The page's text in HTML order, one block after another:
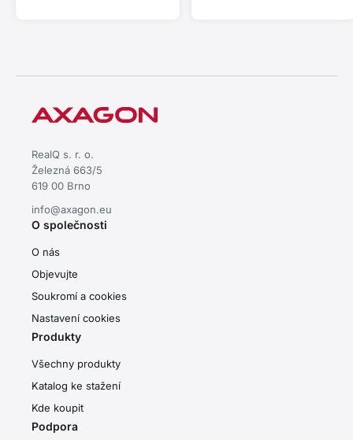
RealQ s. r. o.
Železná 663/5
619 00 Brno
info@axagon.eu
O společnosti
O nás
Objevujte
Soukromí a cookies
Nastavení cookies
Produkty
Všechny produkty
Katalog ke stažení
Kde koupit
Podpora